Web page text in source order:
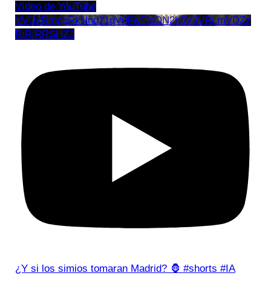
Vídeo de YouTube
VVUxRmppRkNnd21qV0FwTldON2h5V3VRLmVDZz
RiRjRRSHZ3
¿Y si los simios tomaran Madrid? 🦍 #shorts #IA